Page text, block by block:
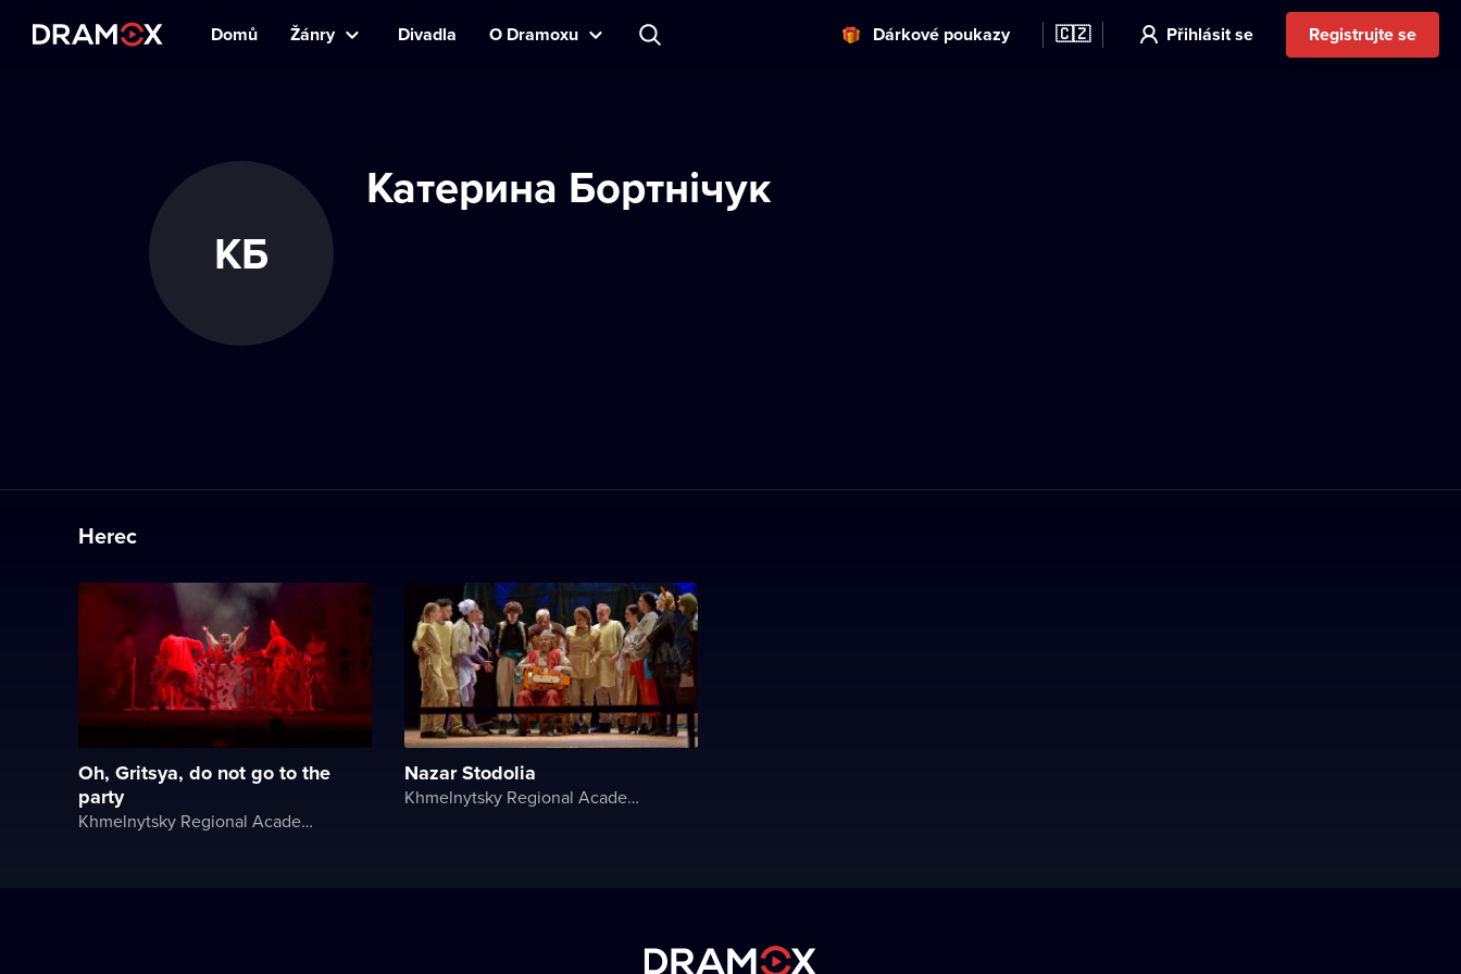
Domů Žánry Divadla O Dramoxu Dárkové poukazy 🇨🇿 Přihlásit se Registrujte se
КБ
Катерина Бортнічук
Herec
Oh, Gritsya, do not go to the
party
Khmelnytsky Regional Academic Music and Drama Theater
Nazar Stodolia
Khmelnytsky Regional Academic Music and Drama Theater